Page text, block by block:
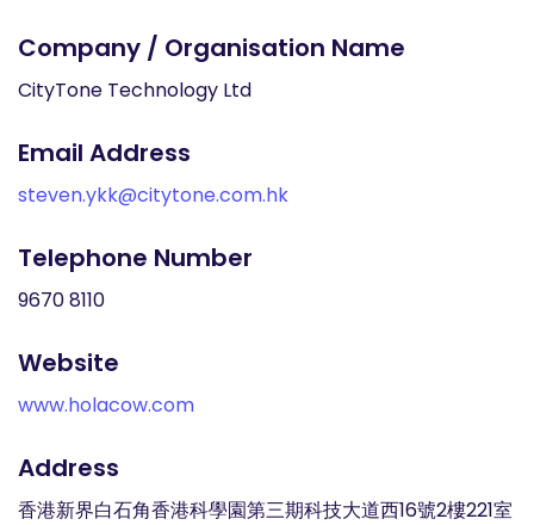
Company / Organisation Name
CityTone Technology Ltd
Email Address
steven.ykk@citytone.com.hk
Telephone Number
9670 8110
Website
www.holacow.com
Address
香港新界白石角香港科學園第三期科技大道西16號2樓221室